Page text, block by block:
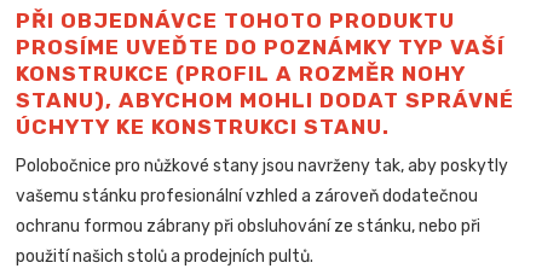
PŘI OBJEDNÁVCE TOHOTO PRODUKTU
PROSÍME UVEĎTE DO POZNÁMKY TYP VAŠÍ
KONSTRUKCE (PROFIL A ROZMĚR NOHY
STANU), ABYCHOM MOHLI DODAT SPRÁVNÉ
ÚCHYTY KE KONSTRUKCI STANU.
Polobočnice pro nůžkové stany jsou navrženy tak, aby poskytly
vašemu stánku profesionální vzhled a zároveň dodatečnou
ochranu formou zábrany při obsluhování ze stánku, nebo při
použití našich stolů aprodejních pultů.